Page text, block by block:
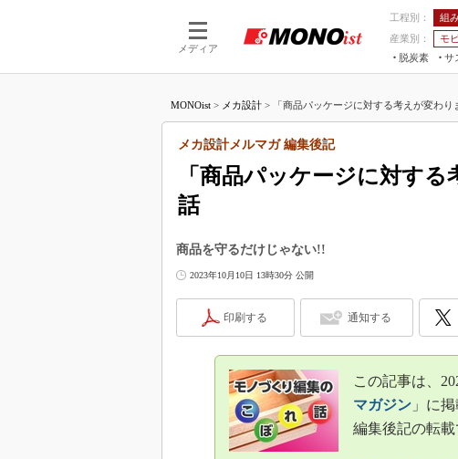
メディア
工程別： 組
産業別：
モ
脱炭素
サ
つながる工場AI×設備保全
MONOist > メカ設計 > 「商品パッケージに対する考えが変わり
「商品パッケージに対す
話
メカ設計メルマガ 編集後記
商品を守るだけじゃない!!
2023年10月10日 13時30分 公開
印刷する 通知する
この記事は、
マガジン」に掲
編集後記の転載